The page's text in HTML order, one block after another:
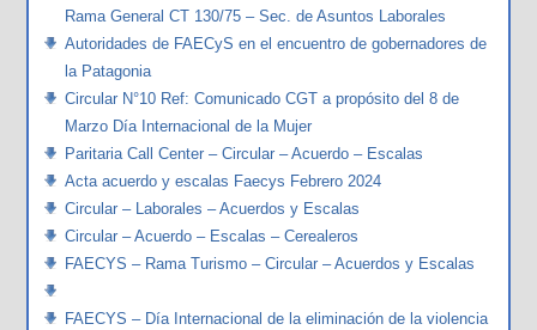
Rama General CT 130/75 – Sec. de Asuntos Laborales
Autoridades de FAECyS en el encuentro de gobernadores de
la Patagonia
Circular N°10 Ref: Comunicado CGT a propósito del 8 de
Marzo Día Internacional de la Mujer
Paritaria Call Center – Circular – Acuerdo – Escalas
Acta acuerdo y escalas Faecys Febrero 2024
Circular – Laborales – Acuerdos y Escalas
Circular – Acuerdo – Escalas – Cerealeros
FAECYS – Rama Turismo – Circular – Acuerdos y Escalas
FAECYS – Día Internacional de la eliminación de la violencia